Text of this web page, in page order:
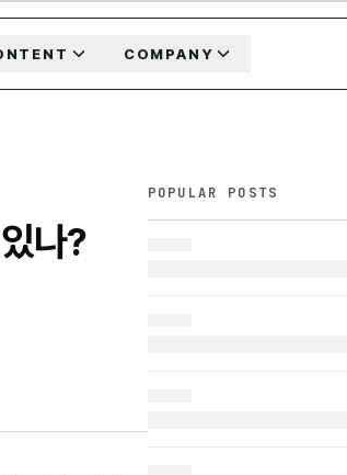
COMPANY
나?
POPULAR POSTS